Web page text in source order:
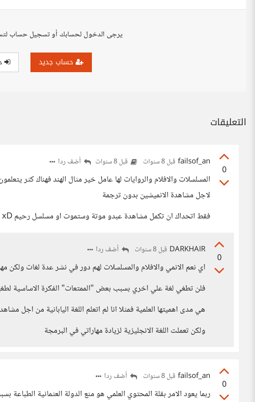
يرجى الدخول لحسابك أو تسجيل حساب
حساب جديد
التعليقات
0
failsof_an قبل 8 سنوات قبل 8 سنوات أضف ردا
المسلسلات والافلام والروايات لها عامل خير مثال الهند فهناك كثر
لاجل مشاهدة الانميشين بدون ترجمة
فقط اتحداك ان تكمل مشاهدة عبدو موتة وستموت او مسلسل رحيم xD
0
DARKHAIR قبل 8 سنوات أضف ردا
اي نعم الانمي والافلام والمسلسلات لهم دور في نشر عدة لغات ولكن
فلن تطغي لغة علي اخري بسبب بعض "الممتعات" الفكرة الاساسية
هي مدى اهميتها العلمية فمثلا انا لم اتعلم اللغة اليابانية من اجل
ولكن تعملت اللغة الانجليزية لزيادة مهاراتي في البرمجة
0
failsof_an قبل 8 سنوات أضف ردا
ربما يعود الامر بقلة المحتوي العلمي هو منع الدولة العثمانية